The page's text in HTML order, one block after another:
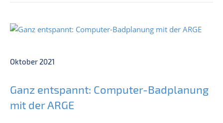
Oktober 2021
Ganz entspannt: Computer-Badplanung
mit der ARGE